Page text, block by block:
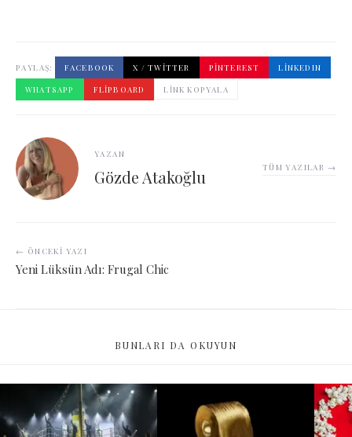
PAYLAŞ: FACEBOOK X / TWITTER PINTEREST
LINKEDIN
WHATSAPP
FLIPBOARD LINK KOPYALA
YAZAN
Gözde Atakoğlu TÜM YAZILAR →
← ÖNCEKI YAZI
Yeni Lüksün Adı: Frugal Chic
BUNLARI DA OKUYUN